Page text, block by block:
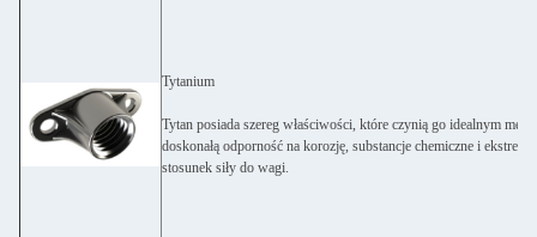
Tytanium
Tytan posiada szereg właściwości, które czynią go idealnym
doskonałą odporność na korozję, substancje chemiczne i
stosunek siły do wagi.